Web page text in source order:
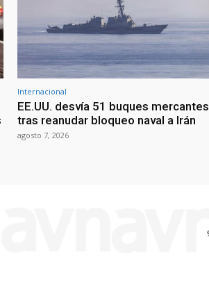
Internacional
EE.UU. desvía 51 buques mercantes
tras reanudar bloqueo naval a Irán
agosto 7, 2026